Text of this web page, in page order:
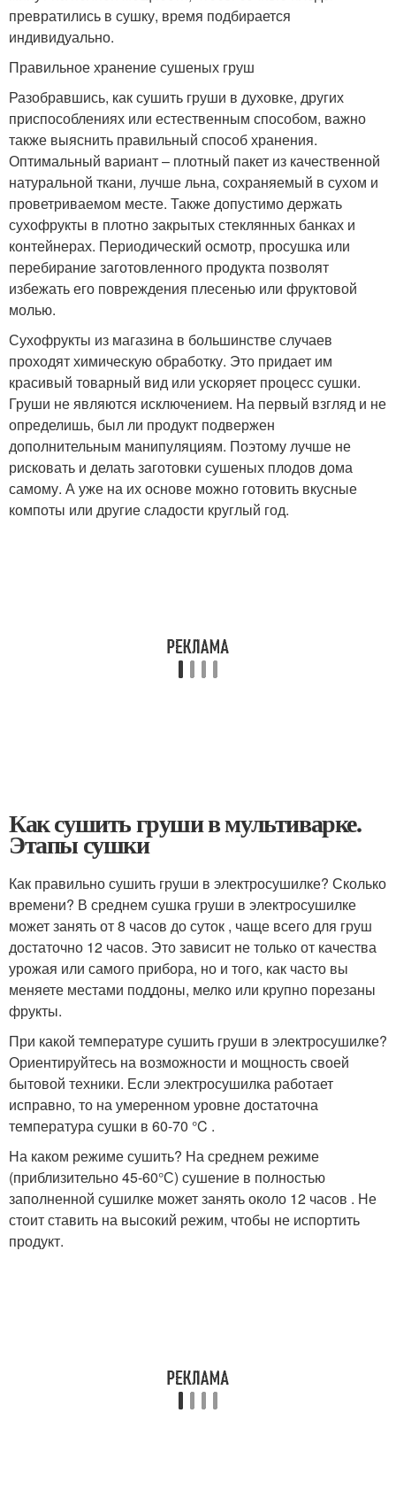
превратились в сушку, время подбирается
индивидуально.
Правильное хранение сушеных груш
Разобравшись, как сушить груши в духовке, других
приспособлениях или естественным способом, важно
также выяснить правильный способ хранения.
Оптимальный вариант – плотный пакет из качественной
натуральной ткани, лучше льна, сохраняемый в сухом и
проветриваемом месте. Также допустимо держать
сухофрукты в плотно закрытых стеклянных банках и
контейнерах. Периодический осмотр, просушка или
перебирание заготовленного продукта позволят
избежать его повреждения плесенью или фруктовой
молью.
Сухофрукты из магазина в большинстве случаев
проходят химическую обработку. Это придает им
красивый товарный вид или ускоряет процесс сушки.
Груши не являются исключением. На первый взгляд и не
определишь, был ли продукт подвержен
дополнительным манипуляциям. Поэтому лучше не
рисковать и делать заготовки сушеных плодов дома
самому. А уже на их основе можно готовить вкусные
компоты или другие сладости круглый год.
Как сушить груши в мультиварке.
Этапы сушки
Как правильно сушить груши в электросушилке? Сколько
времени? В среднем сушка груши в электросушилке
может занять от 8 часов до суток , чаще всего для груш
достаточно 12 часов. Это зависит не только от качества
урожая или самого прибора, но и того, как часто вы
меняете местами поддоны, мелко или крупно порезаны
фрукты.
При какой температуре сушить груши в электросушилке?
Ориентируйтесь на возможности и мощность своей
бытовой техники. Если электросушилка работает
исправно, то на умеренном уровне достаточна
температура сушки в 60-70 °C .
На каком режиме сушить? На среднем режиме
(приблизительно 45-60°С) сушение в полностью
заполненной сушилке может занять около 12 часов . Не
стоит ставить на высокий режим, чтобы не испортить
продукт.